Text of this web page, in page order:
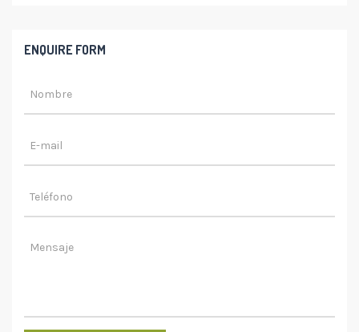
ENQUIRE FORM